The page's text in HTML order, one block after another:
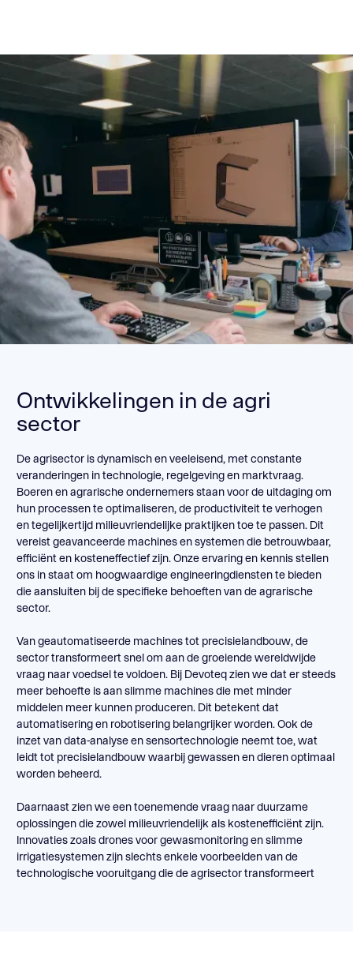
Ontwikkelingen in de agri
sector
De agrisector is dynamisch en veeleisend, met constante
veranderingen in technologie, regelgeving en marktvraag.
Boeren en agrarische ondernemers staan voor de uitdaging om
hun processen te optimaliseren, de productiviteit te verhogen
en tegelijkertijd milieuvriendelijke praktijken toe te passen. Dit
vereist geavanceerde machines en systemen die betrouwbaar,
efficiënt en kosteneffectief zijn. Onze ervaring en kennis stellen
ons in staat om hoogwaardige engineeringdiensten te bieden
die aansluiten bij de specifieke behoeften van de agrarische
sector.
Van geautomatiseerde machines tot precisielandbouw, de
sector transformeert snel om aan de groeiende wereldwijde
vraag naar voedsel te voldoen. Bij Devoteq zien we dat er steeds
meer behoefte is aan slimme machines die met minder
middelen meer kunnen produceren. Dit betekent dat
automatisering en robotisering belangrijker worden. Ook de
inzet van data-analyse en sensortechnologie neemt toe, wat
leidt tot precisielandbouw waarbij gewassen en dieren optimaal
worden beheerd.
Daarnaast zien we een toenemende vraag naar duurzame
oplossingen die zowel milieuvriendelijk als kostenefficiënt zijn.
Innovaties zoals drones voor gewasmonitoring en slimme
irrigatiesystemen zijn slechts enkele voorbeelden van de
technologische vooruitgang die de agrisector transformeert​